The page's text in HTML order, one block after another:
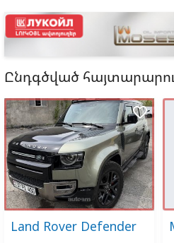
Ընդգծված
Land Rover Defender
favorite_border